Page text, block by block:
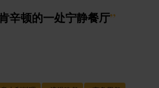
辛顿的一处宁静餐厅”